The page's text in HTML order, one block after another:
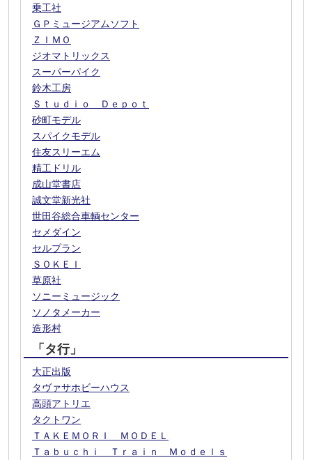
乗工社
ＧＰミュージアムソフト
ＺＩＭＯ
ジオマトリックス
スーパーパイク
鈴木工房
Ｓｔｕｄｉｏ Ｄｅｐｏｔ
砂町モデル
スパイクモデル
住友スリーエム
精工ドリル
成山堂書店
誠文堂新光社
世田谷総合車輌センター
セメダイン
セルプラン
ＳＯＫＥＩ
草原社
ソニーミュージック
ソノタメーカー
造形村
「タ行」
大正出版
タヴァサホビーハウス
高頭アトリエ
タクトワン
ＴＡＫＥＭＯＲＩ ＭＯＤＥＬ
Ｔａｂｕｃｈｉ Ｔｒａｉｎ Ｍｏｄｅｌｓ